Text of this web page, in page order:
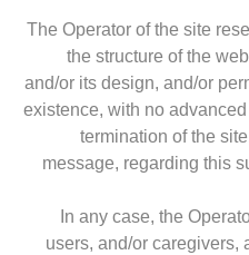
The Operator of the site
the structure of the
and/or its design, and/or
existence, with no
termination of the
message, regarding this
In any case, the
users, and/or caregivers,